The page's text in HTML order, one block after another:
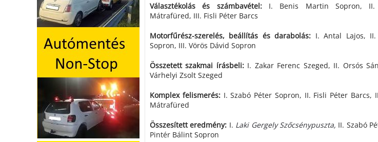
Választékolás és számbavétel:I. Benis Martin Sopron, II.
Mátrafüred, III. Fisli Péter Barcs
Motorfűrész-szerelés, beállítás és darabolás: I. Antal Lajos,
Sopron, III. Vörös Dávid Sopron
Összetett szakmai írásbeli: I. Zakar Ferenc Szeged, II. Orsós
Várhelyi Zsolt Szeged
Komplex felismerés:I. Szabó Péter Sopron, II. Fisli Péter Barcs,
Mátrafüred
Összesített eredmény: I. Laki Gergely Szőcsénypuszta, II. Szabó
Pintér Bálint Sopron